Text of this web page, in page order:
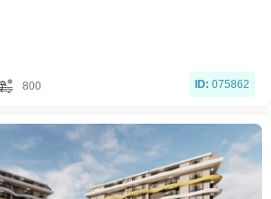
800 ID: 075862